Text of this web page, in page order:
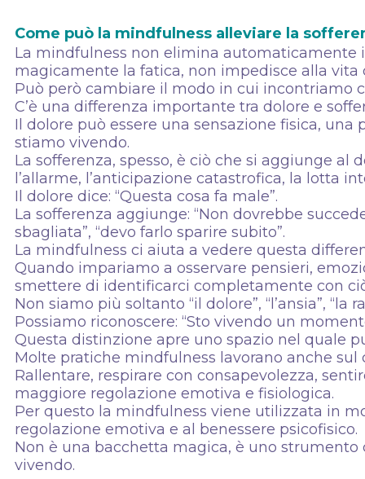
Come può la mindfulness alleviare la
La mindfulness non elimina automaticamente
magicamente la fatica, non impedisce alla
Può però cambiare il modo in cui incontriamo
C’è una differenza importante tra dolore e
Il dolore può essere una sensazione fisica,
stiamo vivendo.
La sofferenza, spesso, è ciò che si aggiunge al
l’allarme, l’anticipazione catastrofica, la lotta
Il dolore dice: “Questa cosa fa male”.
La sofferenza aggiunge: “Non dovrebbe
sbagliata”, “devo farlo sparire subito”.
La mindfulness ci aiuta a vedere questa
Quando impariamo a osservare pensieri,
smettere di identificarci completamente con
Non siamo più soltanto “il dolore”, “l’ansia”, “la
Possiamo riconoscere: “Sto vivendo un
Questa distinzione apre uno spazio nel quale
Molte pratiche mindfulness lavorano anche sul
Rallentare, respirare con consapevolezza,
maggiore regolazione emotiva e fisiologica.
Per questo la mindfulness viene utilizzata in
regolazione emotiva e al benessere psicofisico.
Non è una bacchetta magica, è uno
vivendo.